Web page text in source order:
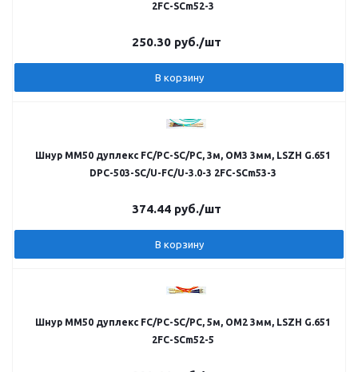
2FC-SCm52-3
250.30руб./шт
В корзину
Шнур MM50 дуплекс FC/PC-SC/PC, 3м, OM3 3мм, LSZH G.651
DPC-503-SC/U-FC/U-3.0-3 2FC-SCm53-3
374.44руб./шт
В корзину
Шнур MM50 дуплекс FC/PC-SC/PC, 5м, OM2 3мм, LSZH G.651
2FC-SCm52-5